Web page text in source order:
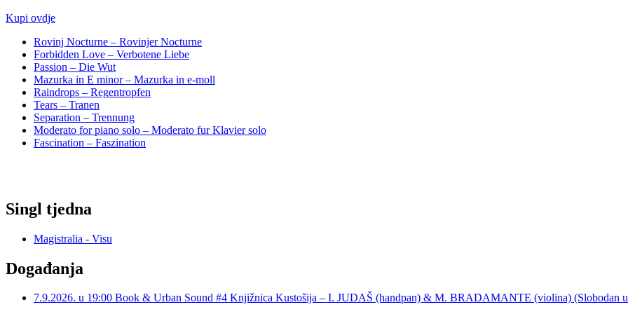
Kupi ovdje
Rovinj Nocturne – Rovinjer Nocturne
Forbidden Love – Verbotene Liebe
Passion – Die Wut
Mazurka in E minor – Mazurka in e-moll
Raindrops – Regentropfen
Tears – Tranen
Separation – Trennung
Moderato for piano solo – Moderato fur Klavier solo
Fascination – Faszination
Singl tjedna
Magistralia - Visu
Događanja
7.9.2026. u 19:00 Book & Urban Sound #4 Knjižnica Kustošija – I. JUDAŠ (handpan) & M. BRADAMANTE (violina) (Slobodan